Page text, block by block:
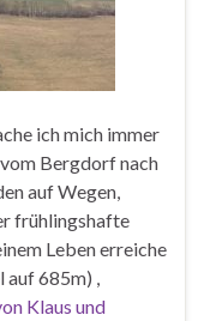
ich mich immer
Bergdorf nach
auf Wegen,
frühlingshafte
Leben erreiche
685m) ,
Klaus und